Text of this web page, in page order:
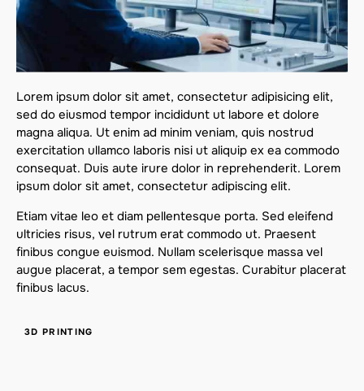
Lorem ipsum dolor sit amet, consectetur adipisicing elit,
sed do eiusmod tempor incididunt ut labore et dolore
magna aliqua. Ut enim ad minim veniam, quis nostrud
exercitation ullamco laboris nisi ut aliquip ex ea commodo
consequat. Duis aute irure dolor in reprehenderit. Lorem
ipsum dolor sit amet, consectetur adipiscing elit.
Etiam vitae leo et diam pellentesque porta. Sed eleifend
ultricies risus, vel rutrum erat commodo ut. Praesent
finibus congue euismod. Nullam scelerisque massa vel
augue placerat, a tempor sem egestas. Curabitur placerat
finibus lacus.
3D PRINTING